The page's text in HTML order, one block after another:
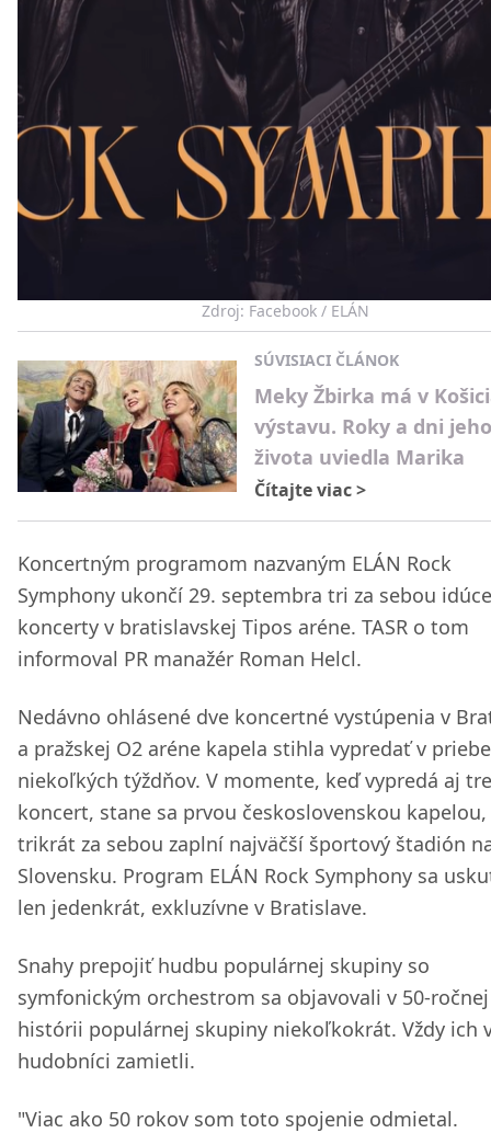
Zdroj: Facebook / ELÁN
SÚVISIACI ČLÁNOK
Meky Žbirka má v
výstavu. Roky a dni jeho
života uviedla Marika
Čítajte viac>
Koncertným programom nazvaným ELÁN Rock
Symphony ukončí 29. septembra tri za sebou idúce
koncerty v bratislavskej Tipos aréne. TASR o tom
informoval PR manažér Roman Helcl.
Nedávno ohlásené dve koncertné vystúpenia v
a pražskej O2 aréne kapela stihla vypredať v
niekoľkých týždňov. V momente, keď vypredá aj
koncert, stane sa prvou československou
trikrát za sebou zaplní najväčší športový štadión
Slovensku. Program ELÁN Rock Symphony sa
len jedenkrát, exkluzívne v Bratislave.
Snahy prepojiť hudbu populárnej skupiny so
symfonickým orchestrom sa objavovali v 50-ročnej
histórii populárnej skupiny niekoľkokrát. Vždy ich
hudobníci zamietli.
"Viac ako 50 rokov som toto spojenie odmietal.